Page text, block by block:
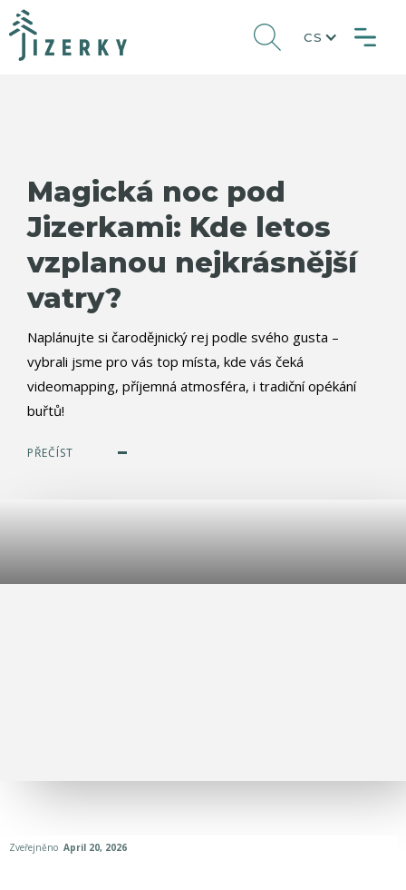
CS
Magická noc pod
Jizerkami: Kde letos
vzplanou nejkrásnější
vatry?
Naplánujte si čarodějnický rej podle svého gusta –
vybrali jsme pro vás top místa, kde vás čeká
videomapping, příjemná atmosféra, i tradiční opékání
buřtů!
PŘEČÍST
Zveřejněno April 20, 2026